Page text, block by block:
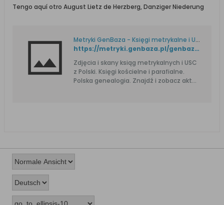
Tengo aquí otro August Lietz de Herzberg, Danziger Niederung
Metryki GenBaza - Księgi metrykalne i USC. Genealogia.
https://metryki.genbaza.pl/genbaza,detail,79176,14
Zdjęcia i skany ksiąg metrykalnych i USC
z Polski. Księgi kościelne i parafialne.
Polska genealogia. Znajdź i zobacz akt